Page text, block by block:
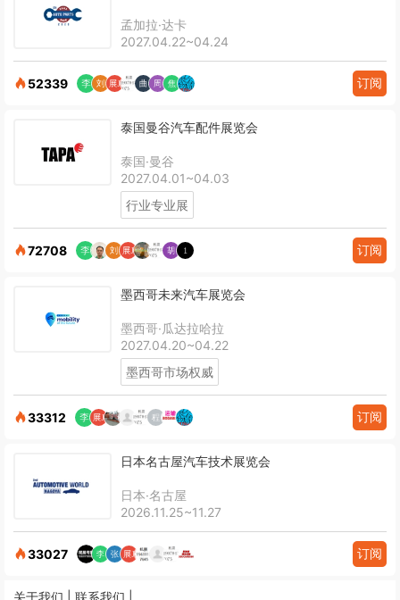
孟加拉·达卡
2027.04.22~04.24
52339 订阅
泰国曼谷汽车配件展览会
泰国·曼谷
2027.04.01~04.03
行业专业展
72708 订阅
墨西哥未来汽车展览会
墨西哥·瓜达拉哈拉
2027.04.20~04.22
墨西哥市场权威
33312 订阅
日本名古屋汽车技术展览会
日本·名古屋
2026.11.25~11.27
33027 订阅